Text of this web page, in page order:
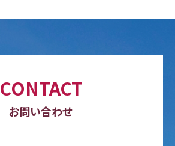
CONTACT
お問い合わせ